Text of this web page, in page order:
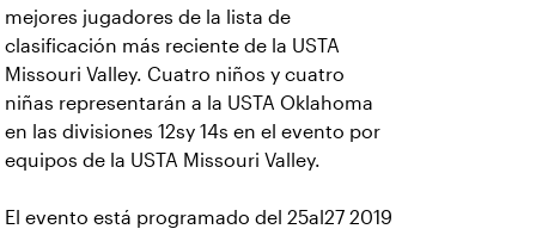
mejores jugadores de la lista de
clasificación más reciente de la USTA
Missouri Valley. Cuatro niños y cuatro
niñas representarán a la USTA Oklahoma
en las divisiones 12sy 14s en el evento por
equipos de la USTA Missouri Valley.
El evento está programado del 25al27 2019